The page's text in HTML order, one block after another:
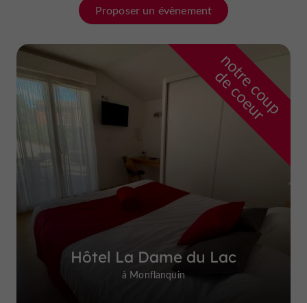
Proposer un évènement
n
o
t
r
e
c
o
u
p
d
e
c
o
e
u
r
Hôtel La Dame du Lac
à Monflanquin